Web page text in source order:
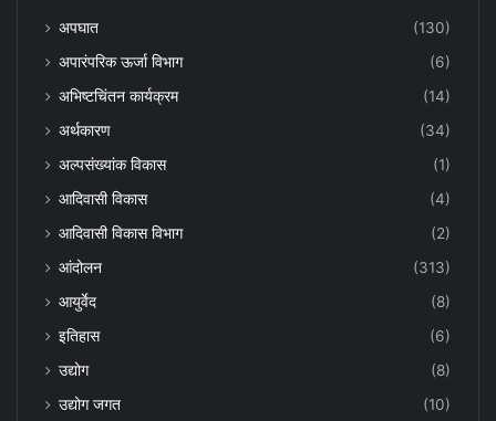
अपघात
(130)
अपारंपरिक ऊर्जा विभाग
(6)
अभिष्टचिंतन कार्यक्रम
(14)
अर्थकारण
(34)
अल्पसंख्यांक विकास
(1)
आदिवासी विकास
(4)
आदिवासी विकास विभाग
(2)
आंदोलन
(313)
आयुर्वेद
(8)
इतिहास
(6)
उद्योग
(8)
उद्योग जगत
(10)